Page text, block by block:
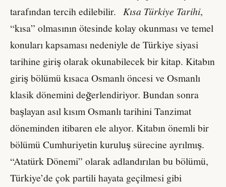
tarafından tercih edilebilir. Kısa Türkiye Tarihi,
“kısa” olmasının ötesinde kolay okunması ve temel
konuları kapsaması nedeniyle de Türkiye siyasi
tarihine giriş olarak okunabilecek bir kitap. Kitabın
giriş bölümü kısaca Osmanlı öncesi ve Osmanlı
klasik dönemini değerlendiriyor. Bundan sonra
başlayan asıl kısım Osmanlı tarihini Tanzimat
döneminden itibaren ele alıyor. Kitabın önemli bir
bölümü Cumhuriyetin kuruluş sürecine ayrılmış.
“Atatürk Dönemi” olarak adlandırılan bu bölümü,
Türkiye’de çok partili hayata geçilmesi gibi